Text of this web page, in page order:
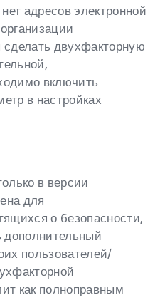
адресов электронной
двухфакторную
включить
в настройках
в версии
для
о безопасности,
дополнительный
пользователей/
как полноправным